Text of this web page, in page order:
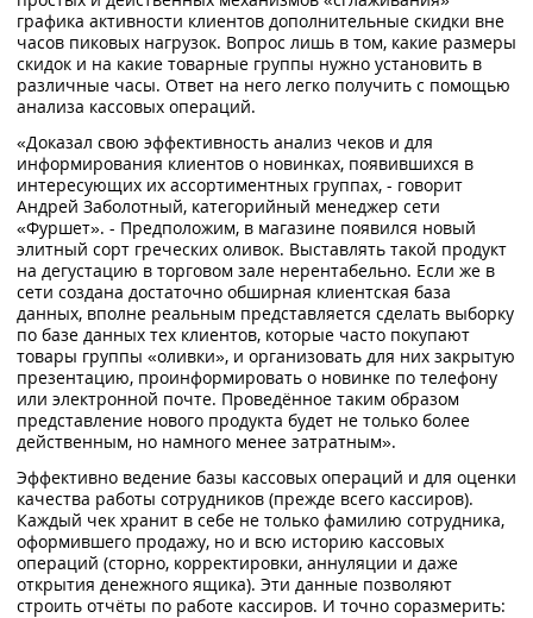
графика активности клиентов дополнительные скидки вне
часов пиковых нагрузок. Вопрос лишь в том, какие размеры
скидок и на какие товарные группы нужно установить в
различные часы. Ответ на него легко получить с помощью
анализа кассовых операций.
«Доказал свою эффективность анализ чеков и для
информирования клиентов о новинках, появившихся в
интересующих их ассортиментных группах, - говорит
Андрей Заболотный, категорийный менеджер сети
«Фуршет». - Предположим, в магазине появился новый
элитный сорт греческих оливок. Выставлять такой продукт
на дегустацию в торговом зале нерентабельно. Если же в
сети создана достаточно обширная клиентская база
данных, вполне реальным представляется сделать выборку
по базе данных тех клиентов, которые часто покупают
товары группы «оливки», и организовать для них закрытую
презентацию, проинформировать о новинке по телефону
или электронной почте. Проведённое таким образом
представление нового продукта будет не только более
действенным, но намного менее затратным».
Эффективно ведение базы кассовых операций и для оценки
качества работы сотрудников (прежде всего кассиров).
Каждый чек хранит в себе не только фамилию сотрудника,
оформившего продажу, но и всю историю кассовых
операций (сторно, корректировки, аннуляции и даже
открытия денежного ящика). Эти данные позволяют
строить отчёты по работе кассиров. И точно соразмерить: